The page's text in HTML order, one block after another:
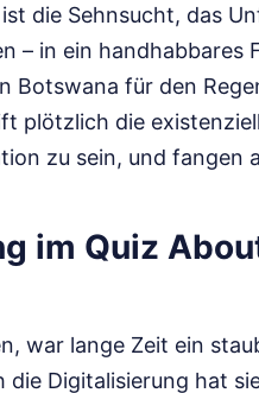
die Sehnsucht, das
– in ein handhabbares
Botswana für den
plötzlich die
zu sein, und fangen
im Quiz
war lange Zeit ein
Digitalisierung hat